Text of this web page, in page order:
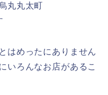
丸丸太町
はめったにありません
いろんなお店があるこ